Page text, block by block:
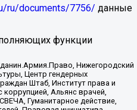
ru/documents/7756/ данные
функции
Нижегородский
Центр гендерных
Штаб, Институт права и
Альянс врачей,
Гуманитарное действие,